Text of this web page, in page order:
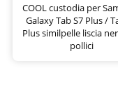
COOL custodia per
Galaxy Tab S7 Plus /
Plus similpelle liscia
pollici